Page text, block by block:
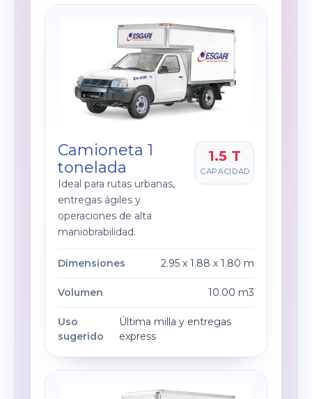
Camioneta 1
tonelada
Ideal para rutas urbanas,
entregas ágiles y
operaciones de alta
maniobrabilidad.
1.5 T
CAPACIDAD
Dimensiones 2.95 x 1.88 x 1.80 m
Volumen 10.00 m3
Uso
sugerido
Última milla y entregas
express